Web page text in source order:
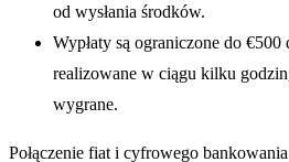
od wysłania środków.
Wypłaty są ograniczone do
realizowane w ciągu kilku
wygrane.
Połączenie fiat i cyfrowego